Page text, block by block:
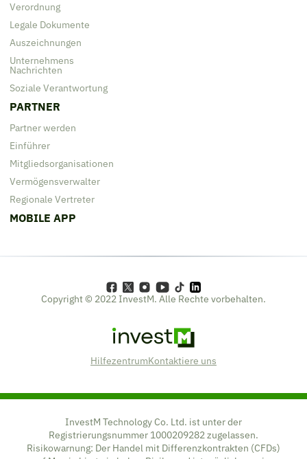
Verordnung
Legale Dokumente
Auszeichnungen
Unternehmens
Nachrichten
Soziale Verantwortung
PARTNER
Partner werden
Einführer
Mitgliedsorganisationen
Vermögensverwalter
Regionale Vertreter
MOBILE APP
Logo
HilfezentrumKontaktiere uns
Copyright © 2022 InvestM. Alle Rechte vorbehalten.
InvestM Technology Co. Ltd. ist unter der
Registrierungsnummer 1000209282 zugelassen.
Risikowarnung: Der Handel mit Differenzkontrakten (CFDs)